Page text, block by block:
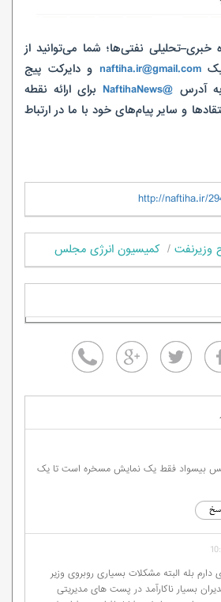
خبری–تحلیلی نفتی‌ها؛ شما می‌توانید از
naftiha.ir@gmail.com و دایرکت پیج
به آدرس @NaftihaNews
برای ارائه نقطه
و سایر پیام‌های خود با ما در ارتباط
http://naftiha.ir/
وزیرنفت کمیسیون انرژی مجلس
بیسواد فقط یک نمایش مسخره است تا یک
دارم بله البته مشکلات بسیاری روبروی وزیر
بسیار ناکارآمد در پست های مدیریتی